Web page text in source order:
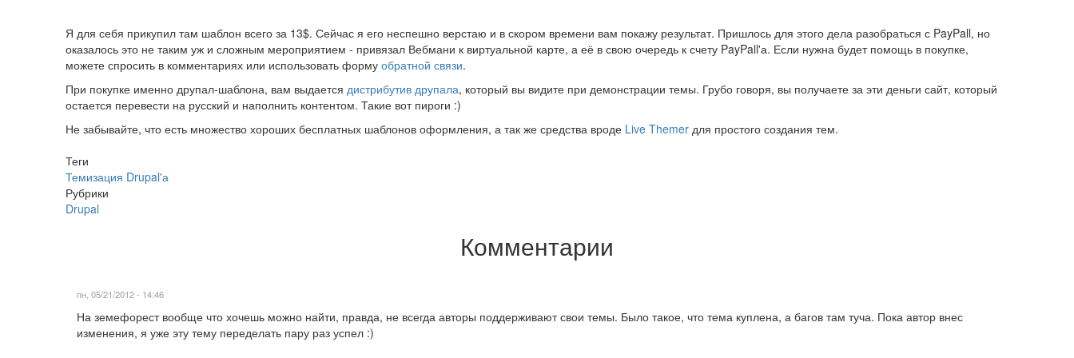
Я для себя прикупил там шаблон всего за 13$. Сейчас я его неспешно верстаю и в скором времени вам покажу результат. Пришлось для этого дела разобраться с PayPall, но
оказалось это не таким уж и сложным мероприятием - привязал Вебмани к виртуальной карте, а её в свою очередь к счету PayPall'а. Если нужна будет помощь в покупке,
можете спросить в комментариях или использовать форму обратной связи.
При покупке именно друпал-шаблона, вам выдается дистрибутив друпала, который вы видите при демонстрации темы. Грубо говоря, вы получаете за эти деньги сайт, который
остается перевести на русский и наполнить контентом. Такие вот пироги :)
Не забывайте, что есть множество хороших бесплатных шаблонов оформления, а так же средства вроде Live Themer для простого создания тем.
Теги
Темизация Drupal'а
Рубрики
Drupal
Комментарии
пн, 05/21/2012 - 14:46
На земефорест вообще что хочешь можно найти, правда, не всегда авторы поддерживают свои темы. Было такое, что тема куплена, а багов там туча. Пока автор внес
изменения, я уже эту тему переделать пару раз успел :)